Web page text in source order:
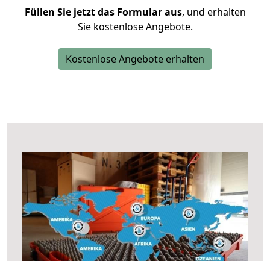
Füllen Sie jetzt das Formular aus, und erhalten
Sie kostenlose Angebote.
Kostenlose Angebote erhalten